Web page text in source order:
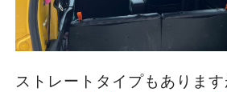
ストレートタイプもあります